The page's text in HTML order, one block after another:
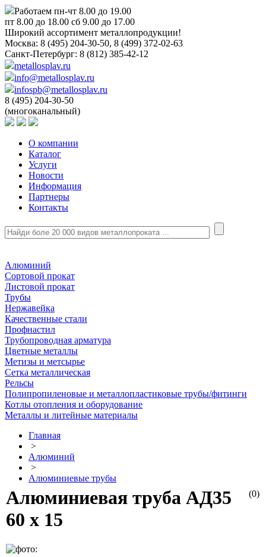
Работаем пн-чт 8.00 до 19.00
пт 8.00 до 18.00 сб 9.00 до 17.00
Широкий ассортимент металлопродукции!
Москва: 8 (495) 204-30-50, 8 (499) 372-02-63
Санкт-Петербург: 8 (812) 385-42-12
metallosplav.ru
info@metallosplav.ru
infospb@metallosplav.ru
8 (495) 204-30-50
(многоканальный)
О компании
Каталог
Услуги
Новости
Информация
Партнеры
Контакты
Алюминий
Сортовой прокат
Листовой прокат
Трубы
Нержавейка
Качественные стали
Профнастил
Трубопроводная арматура
Цветные металлы
Метизы и метсырье
Сетка металлическая
Рельсы
Полипропиленовые и металлопластиковые трубы/фитинги
Котлы отопления и оборудование
Металлы и литейные материалы
Главная
>
Алюминий
>
Алюминиевые трубы
(0)
Алюминиевая труба АД35
60 х 15